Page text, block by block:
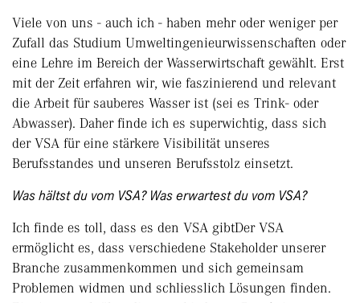
Viele von uns - auch ich - haben mehr oder weniger per
Zufall das Studium Umweltingenieurwissenschaften oder
eine Lehre im Bereich der Wasserwirtschaft gewählt. Erst
mit der Zeit erfahren wir, wie faszinierend und relevant
die Arbeit für sauberes Wasser ist (sei es Trink- oder
Abwasser). Daher finde ich es superwichtig, dass sich
der VSA für eine stärkere Visibilität unseres
Berufsstandes und unseren Berufsstolz einsetzt.
Was hältst du vom VSA? Was erwartest du vom VSA?
Ich finde es toll, dass es den VSA gibtDer VSA
ermöglicht es, dass verschiedene Stakeholder unserer
Branche zusammenkommen und sich gemeinsam
Problemen widmen und schliesslich Lösungen finden.